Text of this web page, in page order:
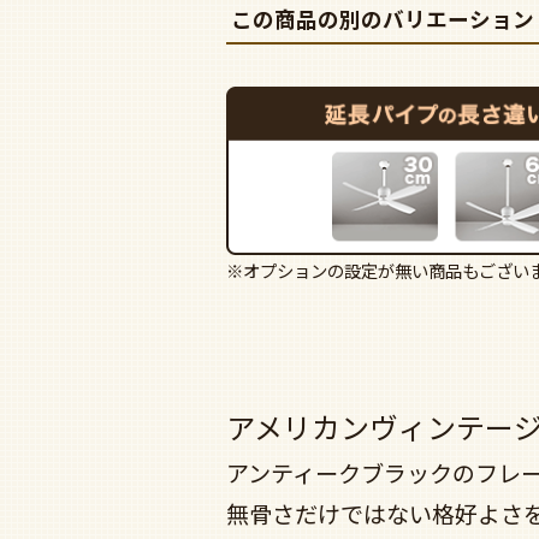
この商品の別のバリエーション
※オプションの設定が無い商品もござい
アメリカンヴィンテー
アンティークブラックのフレ
無骨さだけではない格好よさ